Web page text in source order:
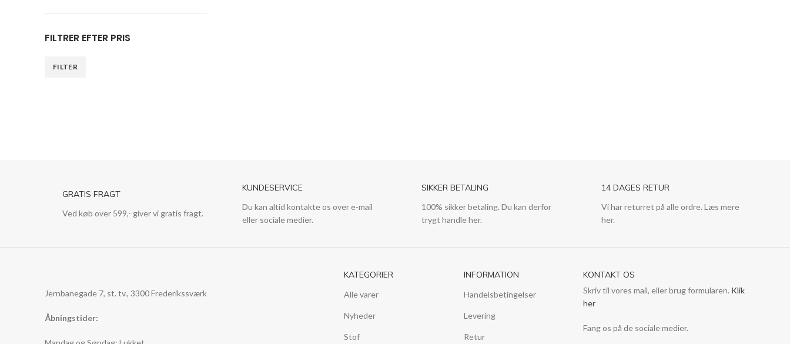
FILTRER EFTER PRIS
FILTER
GRATIS FRAGT
Ved køb over 599,- giver vi gratis fragt.
KUNDESERVICE
Du kan altid kontakte os over e-mail
eller sociale medier.
SIKKER BETALING
100% sikker betaling. Du kan derfor
trygt handle her.
14 DAGES RETUR
Vi har returret på alle ordre. Læs mere
her.
Jernbanegade 7, st. tv., 3300 Frederikssværk
Åbningstider:
KATEGORIER
Alle varer
Nyheder
Stof
INFORMATION
Handelsbetingelser
Levering
Retur
KONTAKT OS
Skriv til vores mail, eller brug formularen. Klik
her
Fang os på de sociale medier.